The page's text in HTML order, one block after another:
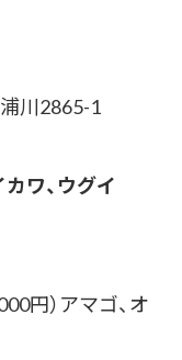
川2865-1
カワ、ウグイ
円）アマゴ、オ